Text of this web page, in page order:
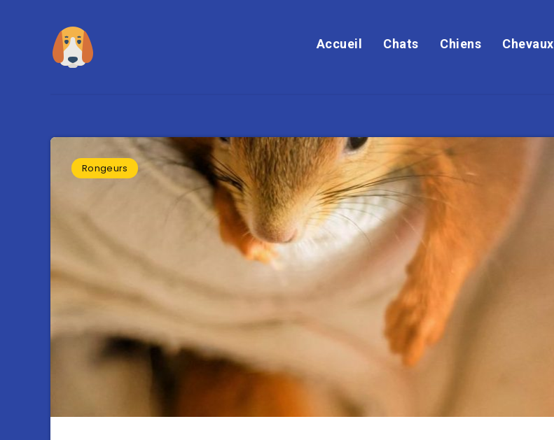
Accueil Chats Chiens Chevaux
Rongeurs